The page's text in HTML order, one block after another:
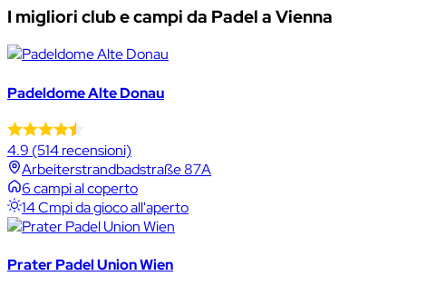
I migliori club e campi da Padel a Vienna
Padeldome Alte Donau
4.9 (514 recensioni)
Arbeiterstrandbadstraße 87A
6 campi al coperto
14 Cmpi da gioco all'aperto
Prater Padel Union Wien